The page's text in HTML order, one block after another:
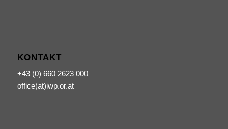
KONTAKT
+43 (0) 660 2623 000
office(at)iwp.or.at